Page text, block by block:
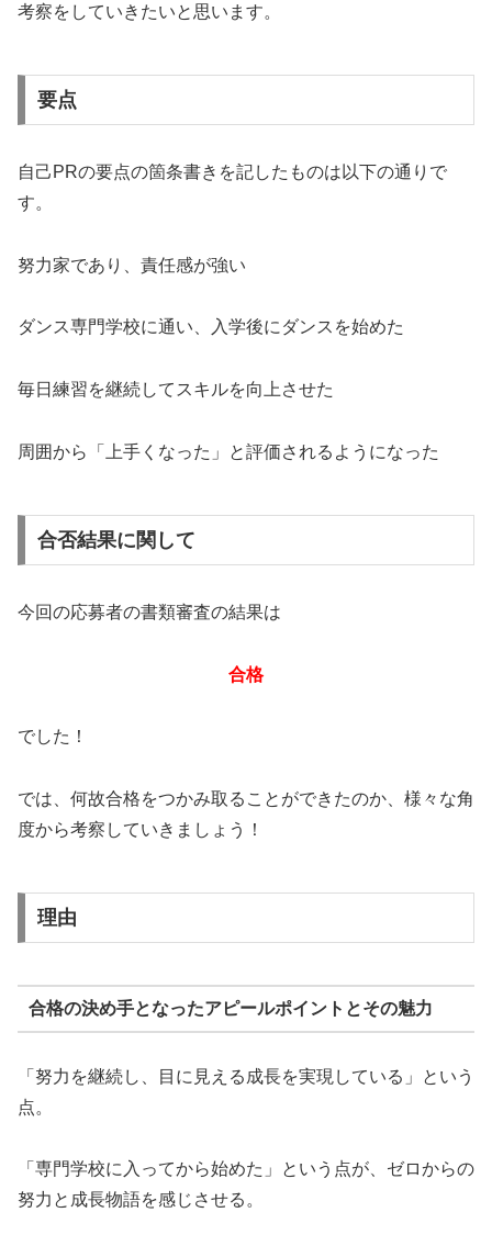
考察をしていきたいと思います。
要点
自己PRの要点の箇条書きを記したものは以下の通りで
す。
努力家であり、責任感が強い
ダンス専門学校に通い、入学後にダンスを始めた
毎日練習を継続してスキルを向上させた
周囲から「上手くなった」と評価されるようになった
合否結果に関して
今回の応募者の書類審査の結果は
合格
でした！
では、何故合格をつかみ取ることができたのか、様々な角
度から考察していきましょう！
理由
合格の決め手となったアピールポイントとその魅力
「努力を継続し、目に見える成長を実現している」という
点。
「専門学校に入ってから始めた」という点が、ゼロからの
努力と成長物語を感じさせる。